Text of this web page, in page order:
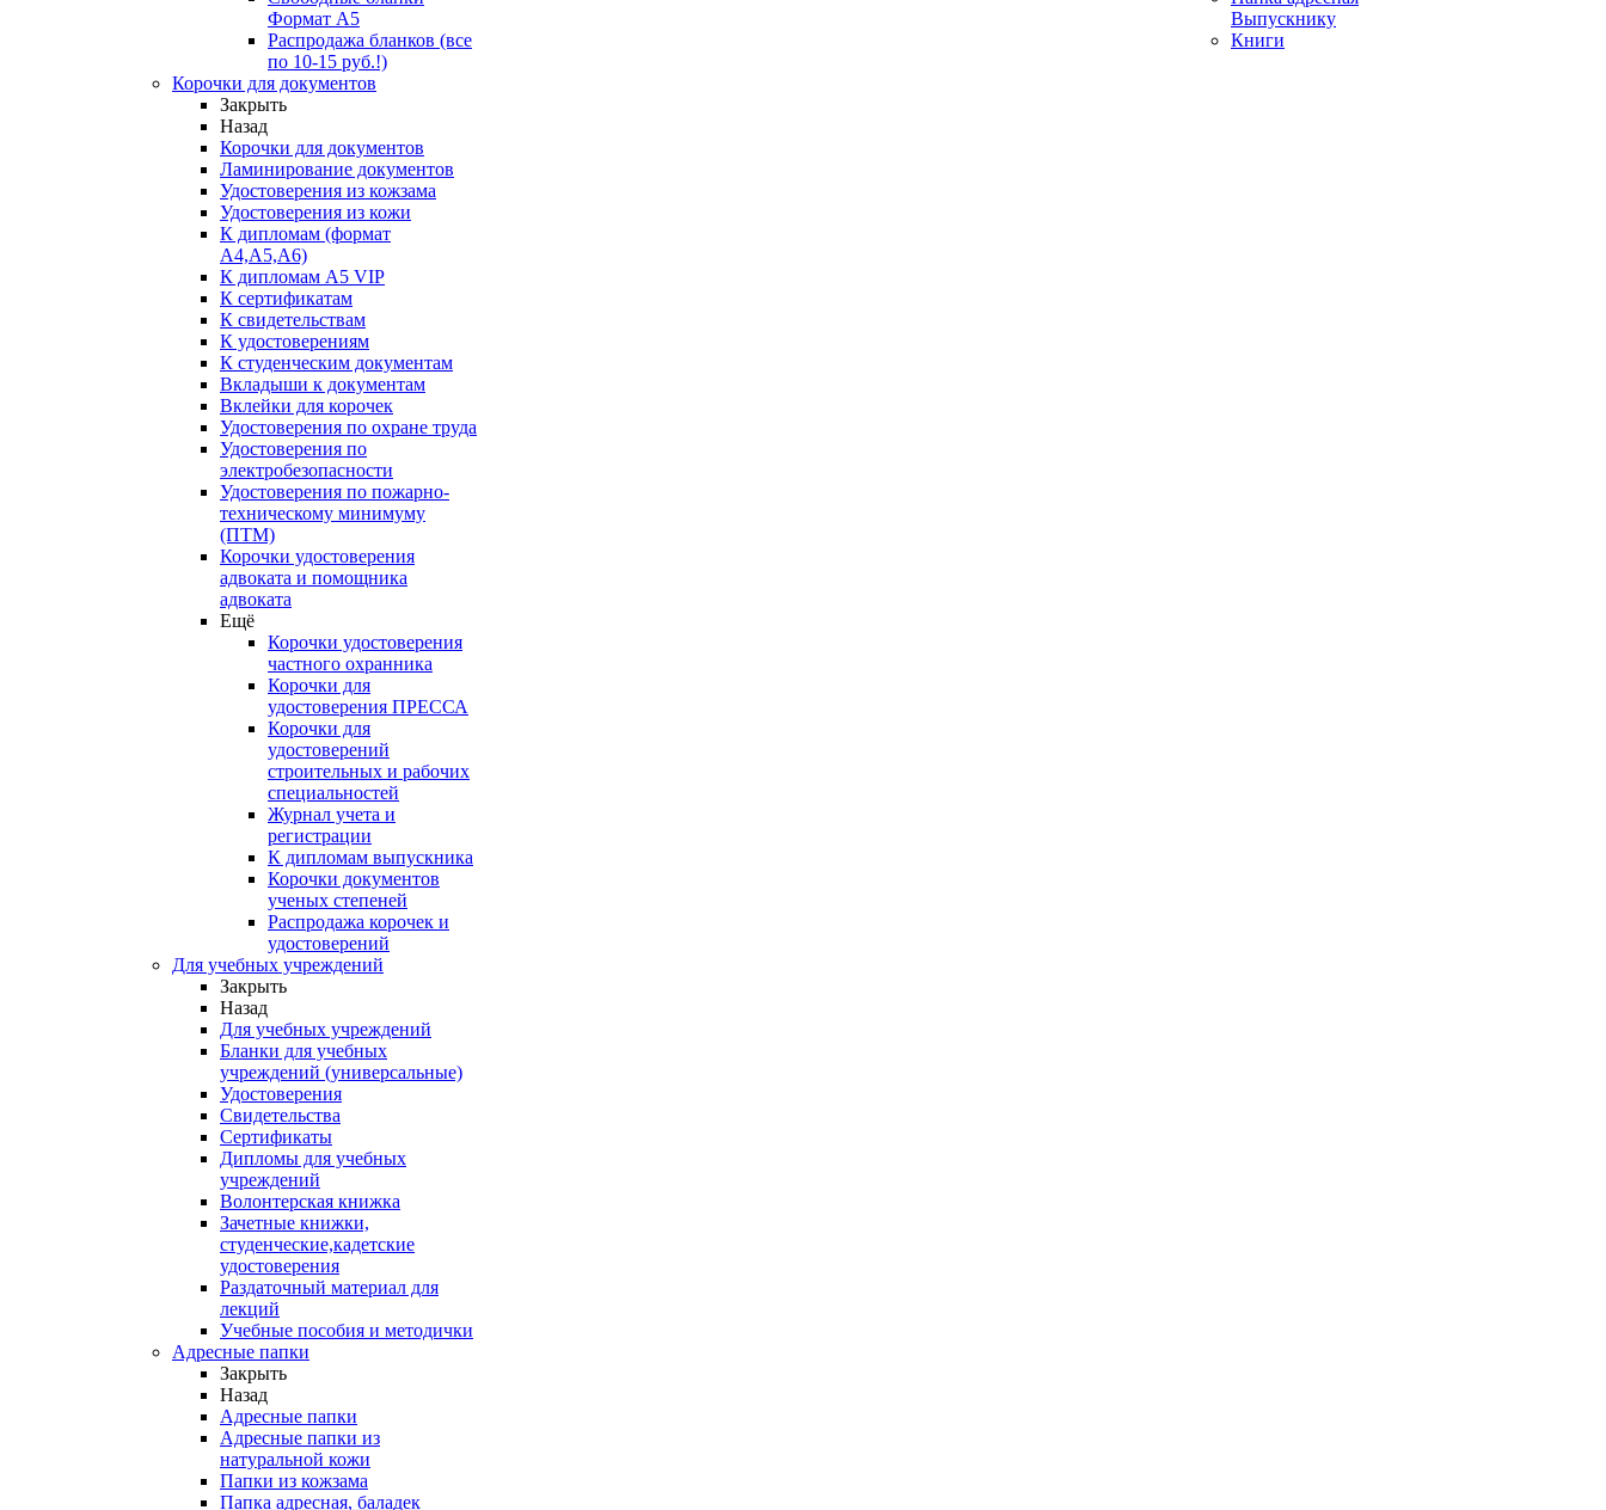
Формат А5
Распродажа бланков (все
по 10-15 руб.!)
Корочки для документов
Закрыть
Назад
Корочки для документов
Ламинирование документов
Удостоверения из кожзама
Удостоверения из кожи
К дипломам (формат
А4,А5,А6)
К дипломам А5 VIP
К сертификатам
К свидетельствам
К удостоверениям
К студенческим документам
Вкладыши к документам
Вклейки для корочек
Удостоверения по охране труда
Удостоверения по
электробезопасности
Удостоверения по пожарно-
техническому минимуму
(ПТМ)
Корочки удостоверения
адвоката и помощника
адвоката
Ещё
Корочки удостоверения
частного охранника
Корочки для
удостоверения ПРЕССА
Корочки для
удостоверений
строительных и рабочих
специальностей
Журнал учета и
регистрации
К дипломам выпускника
Корочки документов
ученых степеней
Распродажа корочек и
удостоверений
Для учебных учреждений
Закрыть
Назад
Для учебных учреждений
Бланки для учебных
учреждений (универсальные)
Удостоверения
Свидетельства
Сертификаты
Дипломы для учебных
учреждений
Волонтерская книжка
Зачетные книжки,
студенческие,кадетские
удостоверения
Раздаточный материал для
лекций
Учебные пособия и методички
Адресные папки
Закрыть
Назад
Адресные папки
Адресные папки из
натуральной кожи
Папки из кожзама
Папка адресная, баладек
Выпускнику
Книги